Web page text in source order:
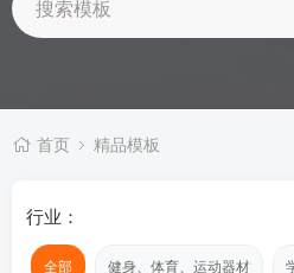
首页 精品模板
行业：
全部 健身、体育、运动器材